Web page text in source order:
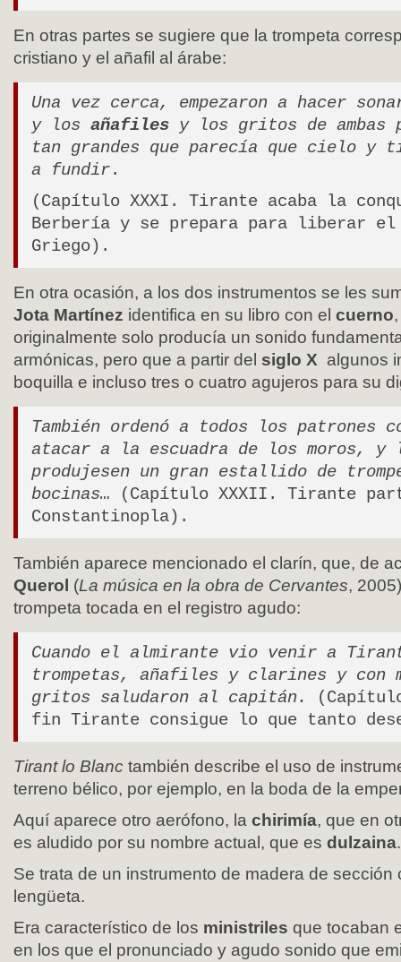
En otras partes se sugiere que la trompeta
cristiano y el añafil al árabe:
Una vez cerca, empezaron a hacer
y los añafiles y los gritos de ambas
tan grandes que parecía que cielo y
a fundir.
(Capítulo XXXI. Tirante acaba la
Berbería y se prepara para liberar el
Griego).
En otra ocasión, a los dos instrumentos se les
Jota Martínez identifica en su libro con el cuerno
originalmente solo producía un sonido
armónicas, pero que a partir del siglo X algunos
boquilla e incluso tres o cuatro agujeros para su
También ordenó a todos los patrones
atacar a la escuadra de los moros, y
produjesen un gran estallido de
bocinas… (Capítulo XXXII. Tirante
Constantinopla).
También aparece mencionado el clarín, que, de
Querol (La música en la obra de Cervantes,
trompeta tocada en el registro agudo:
Cuando el almirante vio venir a
trompetas, añafiles y clarines y con
gritos saludaron al capitán.
fin Tirante consigue lo que tanto
Tirant lo Blanc también describe el uso de
terreno bélico, por ejemplo, en la boda de la
Aquí aparece otro aerófono, la chirimía, que en
es aludido por su nombre actual, que es dulzaina.
Se trata de un instrumento de madera de sección
lengüeta.
Era característico de los ministriles que tocaban
en los que el pronunciado y agudo sonido que